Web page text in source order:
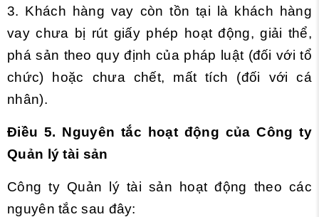
3. Khách hàng vay còn tồn tại là khách hàng
vay chưa bị rút giấy phép hoạt động, giải thể,
phá sản theo quy định của pháp luật (đối với tổ
chức) hoặc chưa chết, mất tích (đối với cá
nhân).
Điều 5. Nguyên tắc hoạt động của Công ty
Quản lý tài sản
Công ty Quản lý tài sản hoạt động theo các
nguyên tắc sau đây: